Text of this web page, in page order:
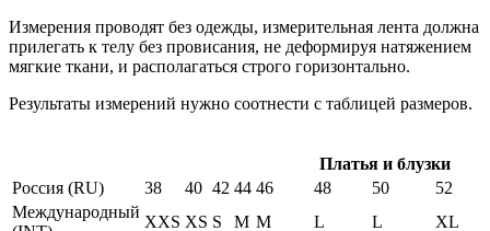
Измерения проводят без одежды, измерительная лента должна
прилегать к телу без провисания, не деформируя натяжением
мягкие ткани, и располагаться строго горизонтально.
Результаты измерений нужно соотнести с таблицей размеров.
Платья и блузки
Россия (RU)
38 40 42 44 46 48 50
52
Международный
XXS XS S M M L L XL